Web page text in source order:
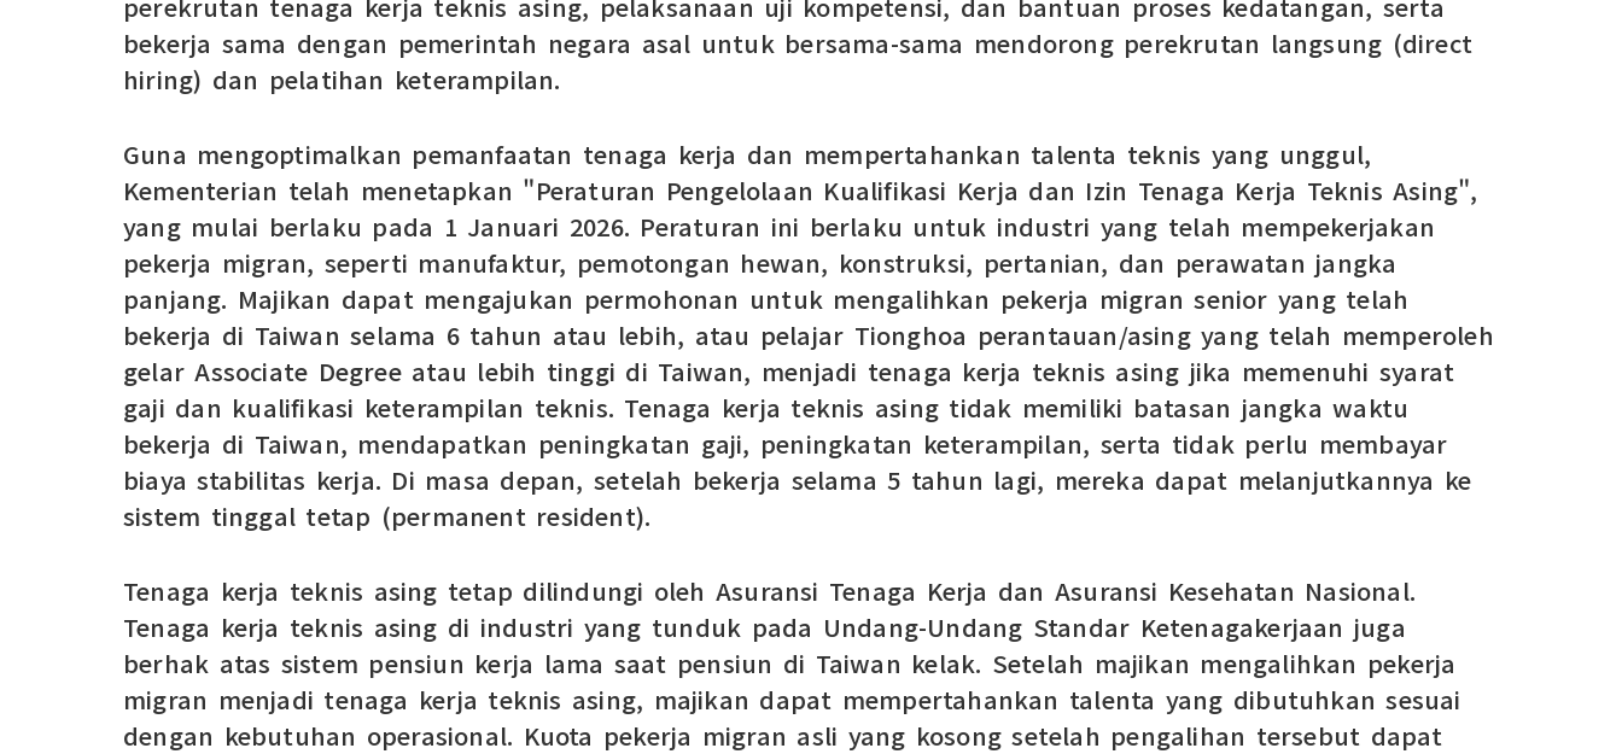
bekerja sama dengan pemerintah negara asal untuk bersama-sama mendorong perekrutan langsung (direct
hiring) dan pelatihan keterampilan.
Guna mengoptimalkan pemanfaatan tenaga kerja dan mempertahankan talenta teknis yang unggul,
Kementerian telah menetapkan "Peraturan Pengelolaan Kualifikasi Kerja dan Izin Tenaga Kerja Teknis Asing",
yang mulai berlaku pada 1 Januari 2026. Peraturan ini berlaku untuk industri yang telah mempekerjakan
pekerja migran, seperti manufaktur, pemotongan hewan, konstruksi, pertanian, dan perawatan jangka
panjang. Majikan dapat mengajukan permohonan untuk mengalihkan pekerja migran senior yang telah
bekerja di Taiwan selama 6 tahun atau lebih, atau pelajar Tionghoa perantauan/asing yang telah memperoleh
gelar Associate Degree atau lebih tinggi di Taiwan, menjadi tenaga kerja teknis asing jika memenuhi syarat
gaji dan kualifikasi keterampilan teknis. Tenaga kerja teknis asing tidak memiliki batasan jangka waktu
bekerja di Taiwan, mendapatkan peningkatan gaji, peningkatan keterampilan, serta tidak perlu membayar
biaya stabilitas kerja. Di masa depan, setelah bekerja selama 5 tahun lagi, mereka dapat melanjutkannya ke
sistem tinggal tetap (permanent resident).
Tenaga kerja teknis asing tetap dilindungi oleh Asuransi Tenaga Kerja dan Asuransi Kesehatan Nasional.
Tenaga kerja teknis asing di industri yang tunduk pada Undang-Undang Standar Ketenagakerjaan juga
berhak atas sistem pensiun kerja lama saat pensiun di Taiwan kelak. Setelah majikan mengalihkan pekerja
migran menjadi tenaga kerja teknis asing, majikan dapat mempertahankan talenta yang dibutuhkan sesuai
dengan kebutuhan operasional. Kuota pekerja migran asli yang kosong setelah pengalihan tersebut dapat